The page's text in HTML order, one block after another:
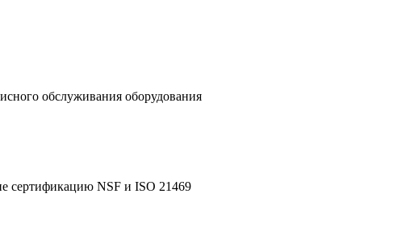
обслуживания оборудования
сертификацию NSF и ISO 21469